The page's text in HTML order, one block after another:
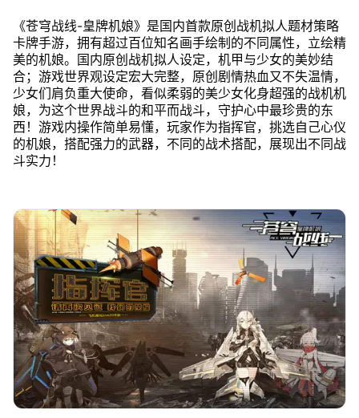
《苍穹战线-皇牌机娘》是国内首款原创战机拟人题材策略
卡牌手游，拥有超过百位知名画手绘制的不同属性，立绘精
美的机娘。国内原创战机拟人设定，机甲与少女的美妙结
合；游戏世界观设定宏大完整，原创剧情热血又不失温情，
少女们肩负重大使命，看似柔弱的美少女化身超强的战机机
娘，为这个世界战斗的和平而战斗，守护心中最珍贵的东
西！游戏内操作简单易懂，玩家作为指挥官，挑选自己心仪
的机娘，搭配强力的武器，不同的战术搭配，展现出不同战
斗实力！